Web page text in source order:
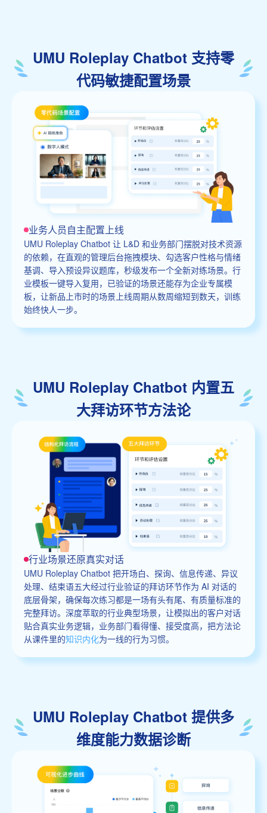
UMU Roleplay Chatbot 支持零
代码敏捷配置场景
业务人员自主配置上线
UMU Roleplay Chatbot 让 L&D 和业务部门摆脱对技术资源
的依赖，在直观的管理后台拖拽模块、勾选客户性格与情绪
基调、导入预设异议题库，秒级发布一个全新对练场景。行
业模板一键导入复用，已验证的场景还能存为企业专属模
板，让新品上市时的场景上线周期从数周缩短到数天，训练
始终快人一步。
UMU Roleplay Chatbot 内置五
大拜访环节方法论
行业场景还原真实对话
UMU Roleplay Chatbot 把开场白、探询、信息传递、异议
处理、结束语五大经过行业验证的拜访环节作为 AI 对话的
底层骨架，确保每次练习都是一场有头有尾、有质量标准的
完整拜访。深度萃取的行业典型场景，让模拟出的客户对话
贴合真实业务逻辑，业务部门看得懂、接受度高，把方法论
从课件里的知识内化为一线的行为习惯。
UMU Roleplay Chatbot 提供多
维度能力数据诊断